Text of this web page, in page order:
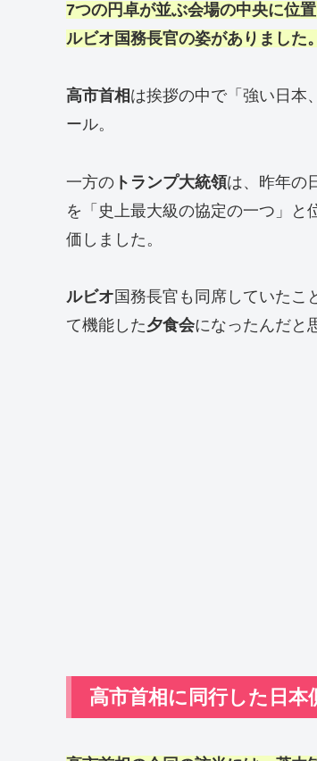
7つの円卓が並ぶ会場の中央に位
ルビオ国務長官の姿がありました。
高市首相 は挨拶の中で「強い日本
ール。
一方の トランプ大統領は、昨年の
を「史上最大級の協定の一つ」
価しました。
ルビオ 国務長官も同席していたこ
て機能した夕食会になったんだと
高市首相に同行した日本